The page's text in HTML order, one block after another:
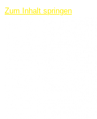
Zum Inhalt springen